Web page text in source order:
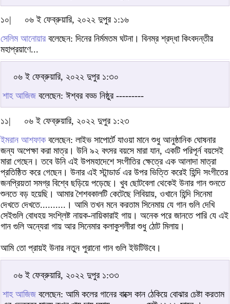
১০|
০৬ ই ফেব্রুয়ারি, ২০২২ দুপুর ১:১৬
সেলিম আনোয়ার বলেছেন: দিনের নির্মমতম ঘটনা। বিনম্র শ্রদ্ধা কিংবদন্তীর
মহাপ্রয়াণে...
০৬ ই ফেব্রুয়ারি, ২০২২ দুপুর ১:৩০
শাহ আজিজ বলেছেন: ঈশ্বর বড্ড নিষ্ঠুর ---------
১১|
০৬ ই ফেব্রুয়ারি, ২০২২ দুপুর ১:২৩
ইমরান আশফাকবলেছেন: লাইভ সাপোর্টে যাওয়া মানে শুধু আনুষ্ঠানিক ঘোষনার
জন্য অপেক্ষা করা মাত্র। উনি ৯২ বৎসর বয়সে মারা যান, একটি পরিপূর্ন বয়সেই
মারা গেছেন। তবে উনি এই উপমহাদেশে সংগীতির ক্ষেত্রে এক আলাদা মাত্রা
প্রতিষ্ঠিত করে গেছেন। উনার এই স্টান্ডার্ড এর উপর ভিত্তি করেই হিন্দি সংগীতের
জনপ্রিয়তা সমগ্র বিশ্বে ছড়িয়ে পড়েছে। খুব ছোটবেলা থেকেই উনার গান শুনতে
শুনতে বড় হয়েছি। আমার শৈশবকালটি কেটেছে লিবিয়ায়, ওখানে হিন্দি সিনেমা
দেখতে দেখতে..........। আমি তখন মনে করতাম সিনেমায় যে গান গুলি দেখি
সেইগুলি বোধহয় সংশ্লিষ্ট নায়ক-নায়িকারাই গায়। অনেক পরে জানতে পারি যে এই
গান গুলি অন্যেরা গায় আর সিনেমার কলাকুশলীরা শুধু ঠোট মিলায়।
আমি তো প্রায়ই উনার নতুন পুরানো গান গুলি ইউটিউবে।
০৬ ই ফেব্রুয়ারি, ২০২২ দুপুর ১:৩৩
শাহ আজিজ বলেছেন: আমি কলের গানের বাক্সে কান ঠেকিয়ে বোঝার চেষ্টা করতাম